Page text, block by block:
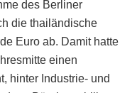
des Berliner
die thailändische
Euro ab. Damit hatte
einen
hinter Industrie- und